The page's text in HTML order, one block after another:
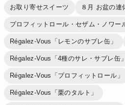
お取り寄せスイーツ ８月 お盆の
プロフィットロール・セザム・ノワー
Régalez-Vous「レモンのサブレ缶」
Régalez-Vous「4種のサレ・サブレ缶」
Régalez-Vous「プロフィットロール」
Régalez-Vous「栗のタルト」